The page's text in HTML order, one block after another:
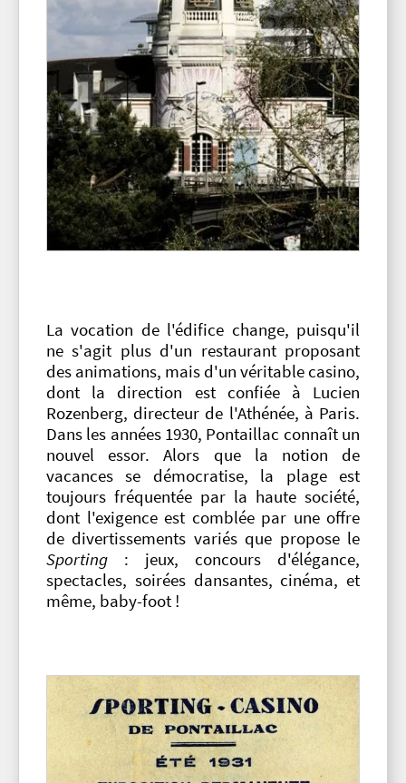
La vocation de l'édifice change, puisqu'il
ne s'agit plus d'un restaurant proposant
des animations, mais d'un véritable casino,
dont la direction est confiée à Lucien
Rozenberg, directeur de l'Athénée, à Paris.
Dans les années 1930, Pontaillac connaît un
nouvel essor. Alors que la notion de
vacances se démocratise, la plage est
toujours fréquentée par la haute société,
dont l'exigence est comblée par une offre
de divertissements variés que propose le
Sporting : jeux, concours d'élégance,
spectacles, soirées dansantes, cinéma, et
même, baby-foot !